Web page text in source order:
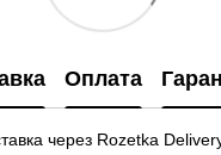
Оплата
через Rozetka